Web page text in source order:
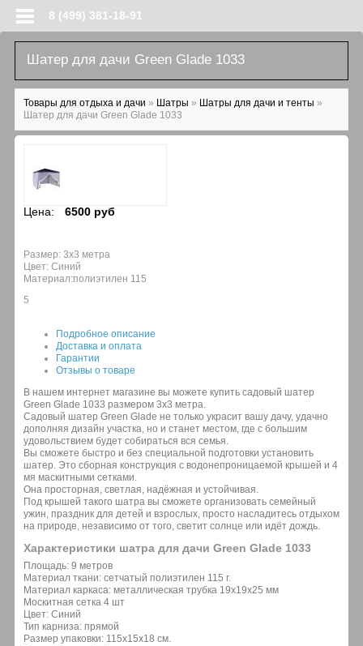
8 (499) 381-18-91
Шатер для дачи Green Glade 1033
Вы здесь
Товары для отдыха и дачи » Шатры » Шатры для дачи и тенты »
Шатер для дачи Green Glade 1033
Цена: 6500 руб
Размер: 3х3 метра
Цвет: Синий
Материал:полиэтилен 115
5
Подробное описание
Доставка и оплата
Гарантии
Отзывы о товаре
В нашем интернет магазине вы можете купить садовый шатер
Green Glade 1033 размером 3х3 метра.
Садовый шатер Green Glade не только украсит вашу дачу, удачно
дополняя дизайн участка, но и станет местом, где с большим
удовольствием будет собираться вся семья.
Вы сможете быстро и без специальной подготовки установить
шатер. Это сборная конструкция с водонепроницаемой крышей и 4
мя маскитными сетками.
Она просторная, светлая, надёжная и устойчивая.
Под крышей такого шатра вы сможете организовать семейный
ужин, праздник для детей и взрослых, просто насладитесь отдыхом
на природе, независимо от того, светит солнце или идёт дождь.
Характеристики шатра для дачи Green Glade 1033
Площадь: 9 метров
Материал ткани: сетчатый полиэтилен 115 г.
Материал каркаса: металлическая трубка 19х19х25 мм
Москитная сетка 4 шт
Цвет: Синий
Тип карниза: прямой
Размер упаковки: 115х15х18 см.